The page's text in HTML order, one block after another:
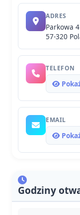
ADRES
Parkowa 4
57-320
TELEFON
EMAIL
Godziny